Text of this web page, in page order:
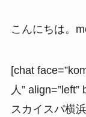
こんにちは。
[chat
人” align=”left”
スカイスパ横